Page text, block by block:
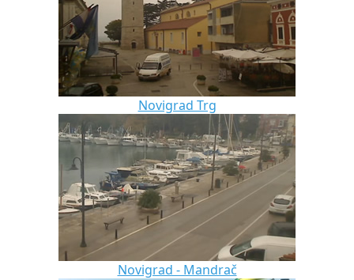
Novigrad Trg
Novigrad - Mandrač